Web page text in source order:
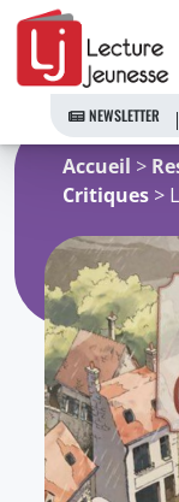
Aller
contenu
NEWSLETTER
Accueil >
Critiques >